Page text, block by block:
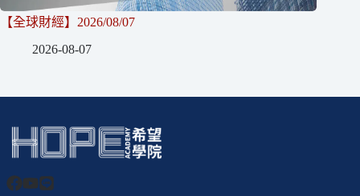
【全球財經】2026/08/07
2026-08-07